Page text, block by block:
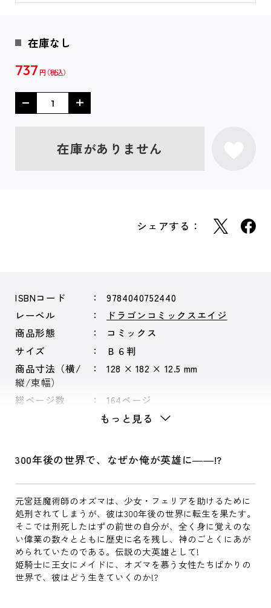
在庫なし
737 円
在庫がありません
シェアする：
ISBNコード
9784040752440
レーベル
ドラゴンコミックスエイジ
商品形態
コミックス
サイズ
Ｂ６判
商品寸法（横/
縦/束幅）
128 × 182 × 12.5 mm
総ページ数 164ページ
もっと見る
300年後の世界で、なぜか俺が英雄に――!?
元宮廷魔術師のオズマは、少女・フェリアを助けるために
処刑されてしまうが、彼は300年後の世界に転生を果たす。
そこでは刑死したはずの前世の自分が、全く身に覚えのな
い偉業の数々とともに歴史に名を残し、神のごとくにあが
められていたのである。伝説の大英雄として!
姫騎士に王女にメイドに、オズマを慕う女性たちばかりの
世界で、彼はどう生きていくのか!?